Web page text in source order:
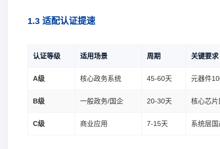
1.3 适配认证提速
认证等级 适用场景 周期 关键要求
A级 核心政务系统 45-60天 元器件
B级 一般政务/国企 20-30天 核心芯
C级 商业应用 7-15天 系统层